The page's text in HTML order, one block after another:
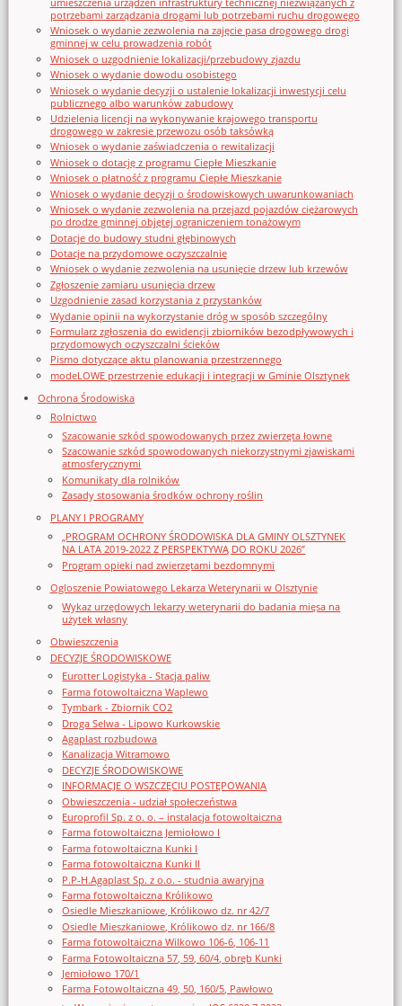
potrzebami zarządzania drogami lub potrzebami ruchu drogowego
Wniosek o wydanie zezwolenia na zajęcie pasa drogowego drogi
gminnej w celu prowadzenia robót
Wniosek o uzgodnienie lokalizacji/przebudowy zjazdu
Wniosek o wydanie dowodu osobistego
Wniosek o wydanie decyzji o ustalenie lokalizacji inwestycji celu
publicznego albo warunków zabudowy
Udzielenia licencji na wykonywanie krajowego transportu
drogowego w zakresie przewozu osób taksówką
Wniosek o wydanie zaświadczenia o rewitalizacji
Wniosek o dotację z programu Ciepłe Mieszkanie
Wniosek o płatność z programu Ciepłe Mieszkanie
Wniosek o wydanie decyzji o środowiskowych uwarunkowaniach
Wniosek o wydanie zezwolenia na przejazd pojazdów ciężarowych
po drodze gminnej objętej ograniczeniem tonażowym
Dotacje do budowy studni głębinowych
Dotacje na przydomowe oczyszczalnie
Wniosek o wydanie zezwolenia na usunięcie drzew lub krzewów
Zgłoszenie zamiaru usunięcia drzew
Uzgodnienie zasad korzystania z przystanków
Wydanie opinii na wykorzystanie dróg w sposób szczególny
Formularz zgłoszenia do ewidencji zbiorników bezodpływowych i
przydomowych oczyszczalni ścieków
Pismo dotyczące aktu planowania przestrzennego
modeLOWE przestrzenie edukacji i integracji w Gminie Olsztynek
Ochrona Środowiska
Rolnictwo
Szacowanie szkód spowodowanych przez zwierzęta łowne
Szacowanie szkód spowodowanych niekorzystnymi zjawiskami
atmosferycznymi
Komunikaty dla rolników
Zasady stosowania środków ochrony roślin
PLANY I PROGRAMY
„PROGRAM OCHRONY ŚRODOWISKA DLA GMINY OLSZTYNEK
NA LATA 2019-2022 Z PERSPEKTYWĄ DO ROKU 2026”
Program opieki nad zwierzętami bezdomnymi
Ogloszenie Powiatowego Lekarza Weterynarii w Olsztynie
Wykaz urzędowych lekarzy weterynarii do badania mięsa na
użytek własny
Obwieszczenia
DECYZJE ŚRODOWISKOWE
Eurotter Logistyka - Stacja paliw
Farma fotowoltaiczna Waplewo
Tymbark - Zbiornik CO2
Droga Selwa - Lipowo Kurkowskie
Agaplast rozbudowa
Kanalizacja Witramowo
DECYZJE ŚRODOWISKOWE
INFORMACJE O WSZCZĘCIU POSTĘPOWANIA
Obwieszczenia - udział społeczeństwa
Europrofil Sp. z o. o. – instalacja fotowoltaiczna
Farma fotowoltaiczna Jemiołowo I
Farma fotowoltaiczna Kunki I
Farma fotowoltaiczna Kunki II
P.P-H.Agaplast Sp. z o.o. - studnia awaryjna
Farma fotowoltaiczna Królikowo
Osiedle Mieszkaniowe, Królikowo dz. nr 42/7
Osiedle Mieszkaniowe, Królikowo dz. nr 166/8
Farma fotowoltaiczna Wilkowo 106-6, 106-11
Farma Fotowoltaiczna 57, 59, 60/4, obręb Kunki
Jemiołowo 170/1
Farma Fotowoltaiczna 49, 50, 160/5, Pawłowo